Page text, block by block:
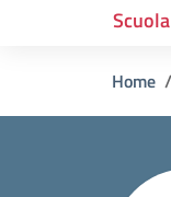
Scuola
Home